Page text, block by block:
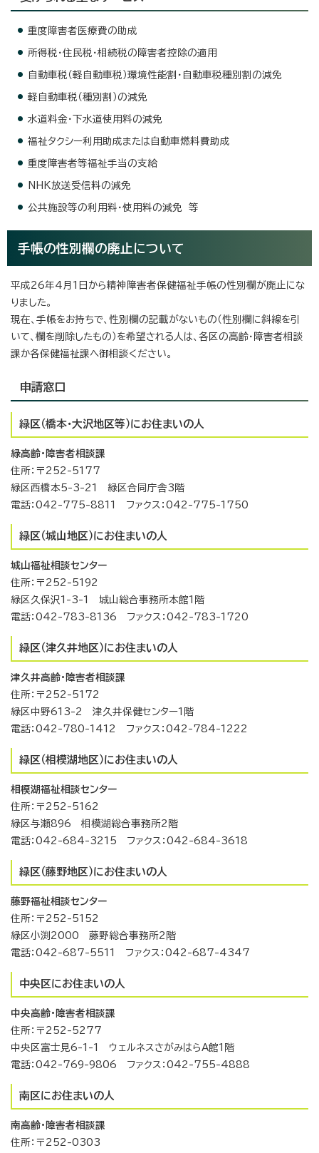
重度障害者医療費の助成
所得税・住民税・相続税の障害者控除の適用
自動車税（軽自動車税）環境性能割・自動車税種別割の減免
軽自動車税（種別割）の減免
水道料金・下水道使用料の減免
福祉タクシー利用助成または自動車燃料費助成
重度障害者等福祉手当の支給
NHK放送受信料の減免
公共施設等の利用料・使用料の減免 等
手帳の性別欄の廃止について
平成26年4月1日から精神障害者保健福祉手帳の性別欄が廃止にな
りました。
現在、手帳をお持ちで、性別欄の記載がないもの（性別欄に斜線を引
いて、欄を削除したもの）を希望される人は、各区の高齢・障害者相談
課か各保健福祉課へ御相談ください。
申請窓口
緑区（橋本・大沢地区等）にお住まいの人
緑高齢・障害者相談課
住所：〒252-5177
緑区西橋本5-3-21 緑区合同庁舎3階
電話：042-775-8811 ファクス：042-775-1750
緑区（城山地区）にお住まいの人
城山福祉相談センター
住所：〒252-5192
緑区久保沢1-3-1 城山総合事務所本館1階
電話：042-783-8136 ファクス：042-783-1720
緑区（津久井地区）にお住まいの人
津久井高齢・障害者相談課
住所：〒252-5172
緑区中野613-2 津久井保健センター1階
電話：042-780-1412 ファクス：042-784-1222
緑区（相模湖地区）にお住まいの人
相模湖福祉相談センター
住所：〒252-5162
緑区与瀬896 相模湖総合事務所2階
電話：042-684-3215 ファクス：042-684-3618
緑区（藤野地区）にお住まいの人
藤野福祉相談センター
住所：〒252-5152
緑区小渕2000 藤野総合事務所2階
電話：042-687-5511 ファクス：042-687-4347
中央区にお住まいの人
中央高齢・障害者相談課
住所：〒252-5277
中央区富士見6-1-1 ウェルネスさがみはらA館1階
電話：042-769-9806 ファクス：042-755-4888
南区にお住まいの人
南高齢・障害者相談課
住所：〒252-0303